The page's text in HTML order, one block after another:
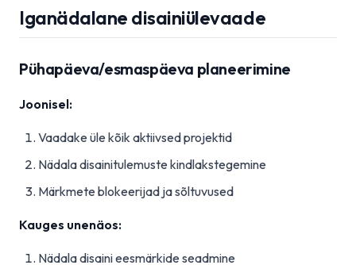
Iganädalane disainiülevaade
Pühapäeva/esmaspäeva planeerimine
Joonisel:
Vaadake üle kõik aktiivsed projektid
Nädala disainitulemuste kindlakstegemine
Märkmete blokeerijad ja sõltuvused
Kauges unenäos:
Nädala disaini eesmärkide seadmine